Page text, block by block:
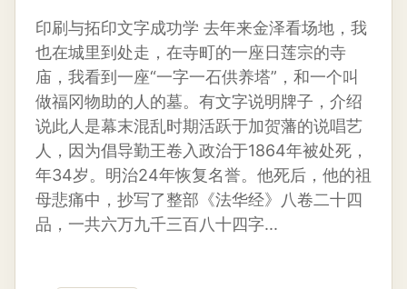
印刷与拓印文字成功学 去年来金泽看场地，我
也在城里到处走，在寺町的一座日莲宗的寺
庙，我看到一座“一字一石供养塔”，和一个叫
做福冈物助的人的墓。有文字说明牌子，介绍
说此人是幕末混乱时期活跃于加贺藩的说唱艺
人，因为倡导勤王卷入政治于1864年被处死，
年34岁。明治24年恢复名誉。他死后，他的祖
母悲痛中，抄写了整部《法华经》八卷二十四
品，一共六万九千三百八十四字...